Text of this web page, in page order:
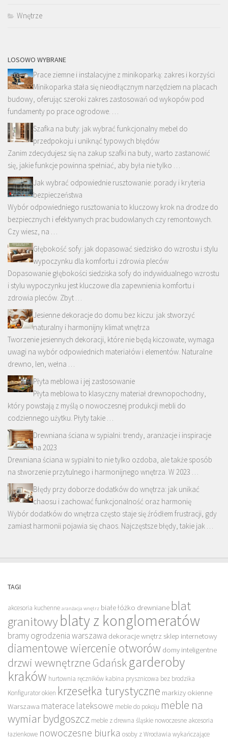
Wnętrze
LOSOWO WYBRANE
Prace ziemne i instalacyjne z minikoparką: zakres i korzyści
Minikoparka stała się nieodłącznym narzędziem na placach
budowy, oferując szeroki zakres zastosowań od wykopów pod
fundamenty po prace ogrodowe. …
Szafka na buty: jak wybrać funkcjonalny mebel do
przedpokoju i uniknąć typowych błędów
Zanim zdecydujesz się na zakup szafki na buty, warto zastanowić
się, jakie funkcje powinna spełniać, aby była nie tylko …
Jak wybrać odpowiednie rusztowanie: porady i kryteria
bezpieczeństwa
Wybór odpowiedniego rusztowania to kluczowy krok na drodze do
bezpiecznych i efektywnych prac budowlanych czy remontowych.
Czy wiesz, na …
Głębokość sofy: jak dopasować siedzisko do wzrostu i stylu
wypoczynku dla komfortu i zdrowia pleców
Dopasowanie głębokości siedziska sofy do indywidualnego wzrostu
i stylu wypoczynku jest kluczowe dla zapewnienia komfortu i
zdrowia pleców. Zbyt …
Jesienne dekoracje do domu bez kiczu: jak stworzyć
naturalny i harmonijny klimat wnętrza
Tworzenie jesiennych dekoracji, które nie będą kiczowate, wymaga
uwagi na wybór odpowiednich materiałów i elementów. Naturalne
drewno, len, wełna …
Płyta meblowa i jej zastosowanie
Płyta meblowa to klasyczny materiał drewnopochodny,
który powstają z myślą o nowoczesnej produkcji mebli do
codziennego użytku. Płyty takie …
Drewniana ściana w sypialni: trendy, aranżacje i inspiracje
na 2023
Drewniana ściana w sypialni to nie tylko ozdoba, ale także sposób
na stworzenie przytulnego i harmonijnego wnętrza. W 2023 …
Błędy przy doborze dodatków do wnętrza: jak unikać
chaosu i zachować funkcjonalność oraz harmonię
Wybór dodatków do wnętrza często staje się źródłem frustracji, gdy
zamiast harmonii pojawia się chaos. Najczęstsze błędy, takie jak …
TAGI
akcesoria kuchenne aranżacja wnętrz białe łóżko drewniane blat
granitowyblaty z konglomeratów
bramy ogrodzenia warszawa dekoracje wnętrz sklep internetowy
diamentowe wiercenie otworów domy inteligentne
drzwi wewnętrzne Gdańsk garderoby
kraków hurtownia ręczników kabina prysznicowa bez brodzika
Konfigurator okien krzesełka turystyczne markizy okienne
Warszawa materace lateksowe meble do pokoju meble na
wymiar bydgoszcz meble z drewna śląskie nowoczesne akcesoria
łazienkowe nowoczesne biurka osoby z Wrocławia wykańczające